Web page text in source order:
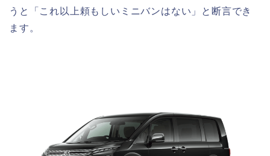
うと「これ以上頼もしいミニバンはない」と断言でき
ます。